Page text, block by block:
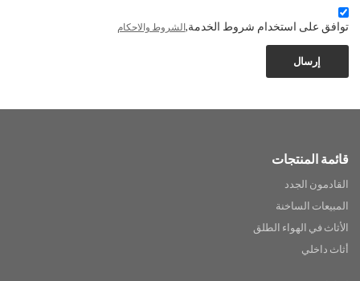
توافق على استخدام شروط الخدمة,الشروط والاحكام
إرسال
قائمة المنتجات
القادمون الجدد
المبيعات الساخنة
الأثاث في الهواء الطلق
أثاث داخلي